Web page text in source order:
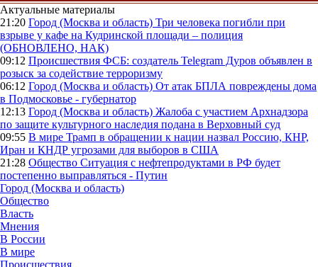
Актуальные материалы
21:20 Город (Москва и область) Три человека погибли при
взрыве у кафе на Кудринской площади – полиция
(ОБНОВЛЕНО, НАК)
09:12 Происшествия ФСБ: создатель Telegram Дуров объявлен в
розыск за содействие терроризму
06:12 Город (Москва и область) От атак БПЛА повреждены дома
в Подмосковье - губернатор
12:13 Город (Москва и область) Жалоба с участием Архнадзора
по защите культурного наследия подана в Верховный суд
09:55 В мире Трамп в обращении к нации назвал Россию, КНР,
Иран и КНДР угрозами для выборов в США
21:28 Общество Ситуация с нефтепродуктами в РФ будет
постепенно выправляться - Путин
Город (Москва и область)
Общество
Власть
Мнения
В России
В мире